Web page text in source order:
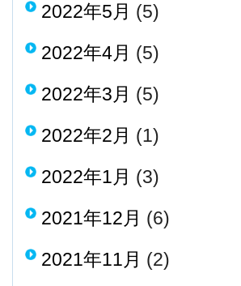
2022年5月 (5)
2022年4月 (5)
2022年3月 (5)
2022年2月 (1)
2022年1月 (3)
2021年12月 (6)
2021年11月 (2)